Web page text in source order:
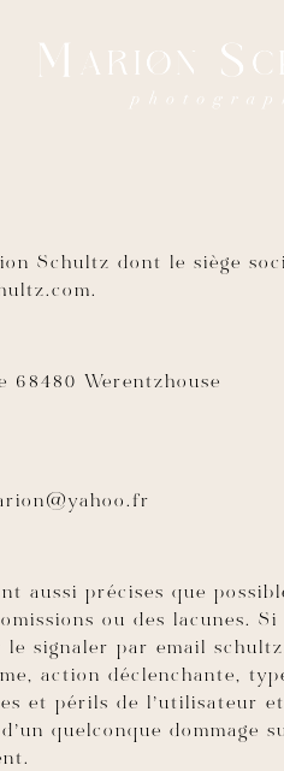
Schultz dont le siège
68480 Werentzhouse
aussi précises que
ou des lacunes.
signaler par email
action déclenchante,
et périls de l’utilisateur
quelconque dommage